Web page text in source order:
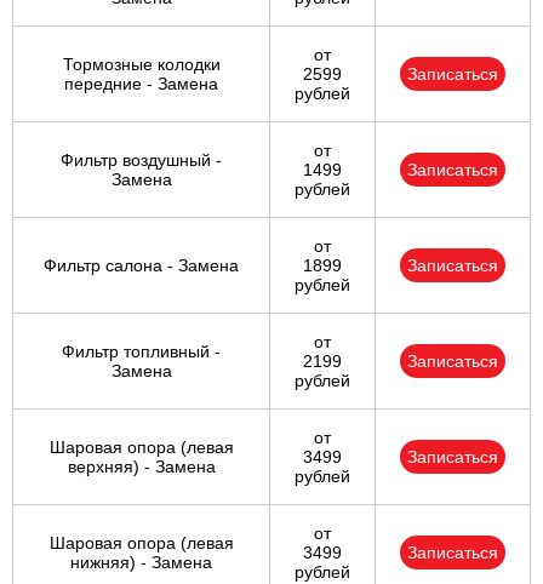
Тормозные колодки
передние - Замена
от
2599
рублей
Записаться
Фильтр воздушный -
Замена
от
1499
рублей
Записаться
Фильтр салона - Замена
от
1899
рублей
Записаться
Фильтр топливный -
Замена
от
2199
рублей
Записаться
Шаровая опора (левая
верхняя) - Замена
от
3499
рублей
Записаться
Шаровая опора (левая
нижняя) - Замена
от
3499
рублей
Записаться